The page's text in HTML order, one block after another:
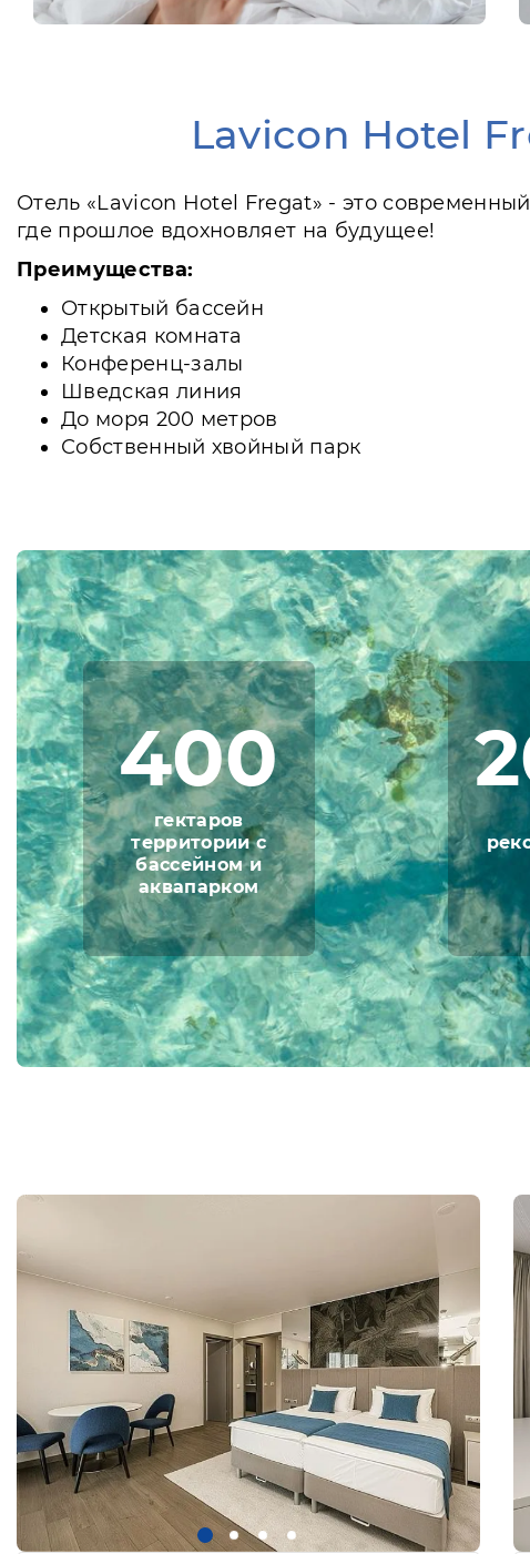
Lavicon Hotel
Отель «Lavicon Hotel Fregat» - это
где прошлое вдохновляет на будущее!
Преимущества:
Открытый бассейн
Детская комната
Конференц-залы
Шведская линия
До моря 200 метров
Собственный хвойный парк
400
гектаров
территории с
бассейном и
аквапарком